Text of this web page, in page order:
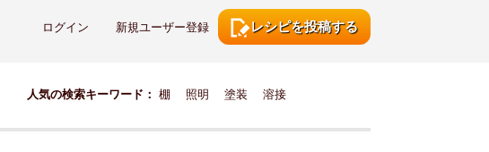
レシピを投稿する
新規ユーザー登録
ログイン
人気の検索キーワード： 棚 照明 塗装 溶接